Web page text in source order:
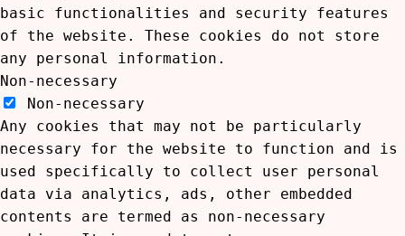
basic functionalities and security features
of the website. These cookies do not store
any personal information.
Non-necessary
Non-necessary
Any cookies that may not be particularly
necessary for the website to function and is
used specifically to collect user personal
data via analytics, ads, other embedded
contents are termed as non-necessary